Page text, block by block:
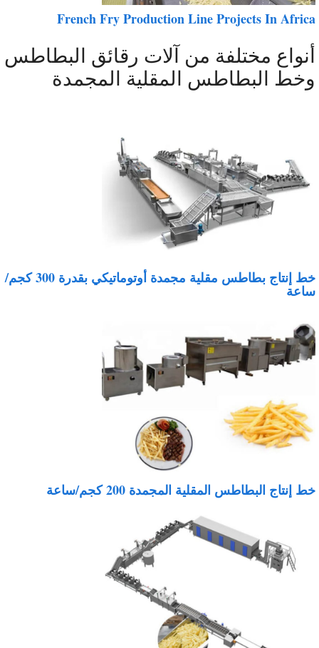
French Fry Production Line Projects In
مختلفة من آلات رقائق البطاطس
البطاطس المقلية المجمدة
خط إنتاج بطاطس مقلية مجمدة أوتوماتيكي بقدرة 300 كجم/
إنتاج البطاطس المقلية المجمدة 200 كجم/ساعة